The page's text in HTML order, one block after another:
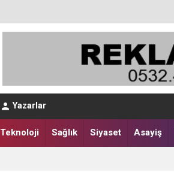
Yazarlar
Teknoloji Sağlık Siyaset Asayiş